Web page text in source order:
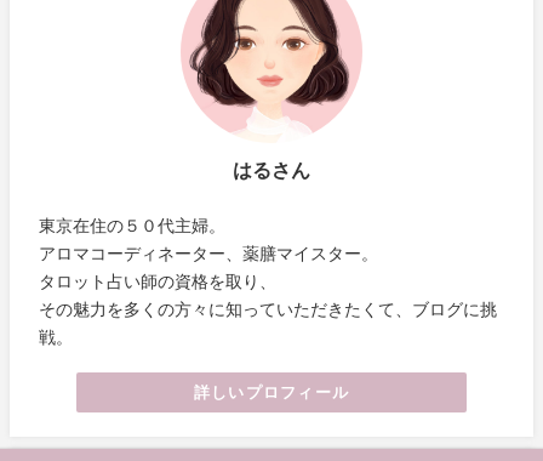
はるさん
東京在住の５０代主婦。
アロマコーディネーター、薬膳マイスター。
タロット占い師の資格を取り、
その魅力を多くの方々に知っていただきたくて、ブログに挑
戦。
詳しいプロフィール